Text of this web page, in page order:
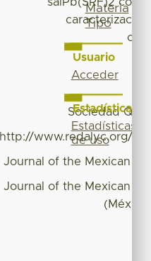
Sociedad
http://www.redalyc.org/
Journal of the Mexican
Journal of the Mexican
Materia
Tipo
Usuario
Acceder
Estadísticas
Estadísticas
de uso